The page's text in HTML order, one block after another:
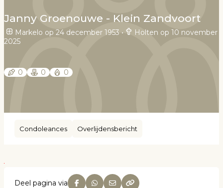
Janny Groenouwe - Klein Zandvoort
Markelo op 24 december 1953 •
Holten op 10 november
2025
0 0 0
Condoleances Overlijdensbericht
Deel pagina via